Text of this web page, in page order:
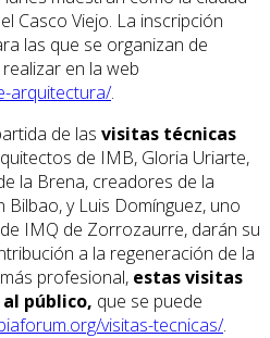
Casco Viejo. La inscripción
las que se organizan de
en la web
arquitectura/.
de las visitas técnicas
de IMB, Gloria Uriarte,
la Brena, creadores de la
y Luis Domínguez, uno
IMQ de Zorrozaurre, darán su
a la regeneración de la
profesional, estas visitas
público, que se puede
visitas-tecnicas/.